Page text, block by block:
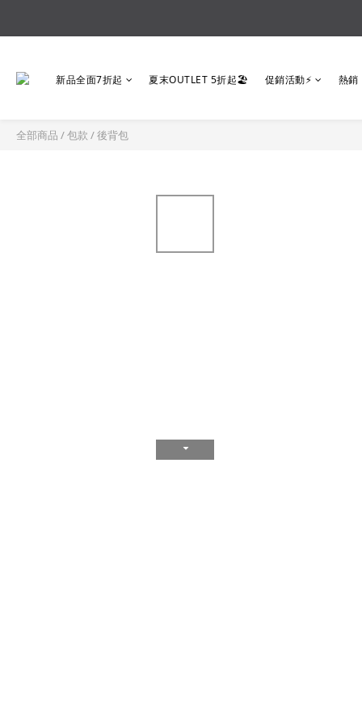
新品全面7折起 夏末OUTLET 5折起🏖️ 促銷活動⚡ 熱銷
全部商品 /包款 /後背包